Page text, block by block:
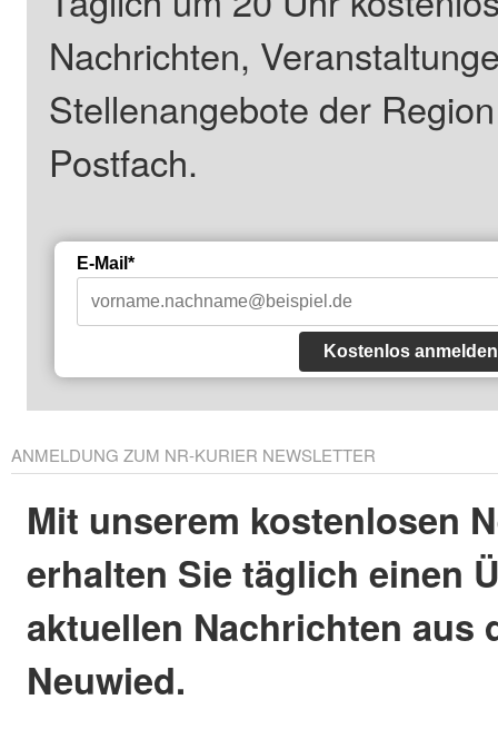
Nachrichten,
Stellenangebote der
Postfach.
E-Mail*
Kostenlos anmelden
ANMELDUNG ZUM NR-KURIER NEWSLETTER
Mit unserem kostenlosen
erhalten Sie täglich einen
aktuellen Nachrichten aus
Neuwied.